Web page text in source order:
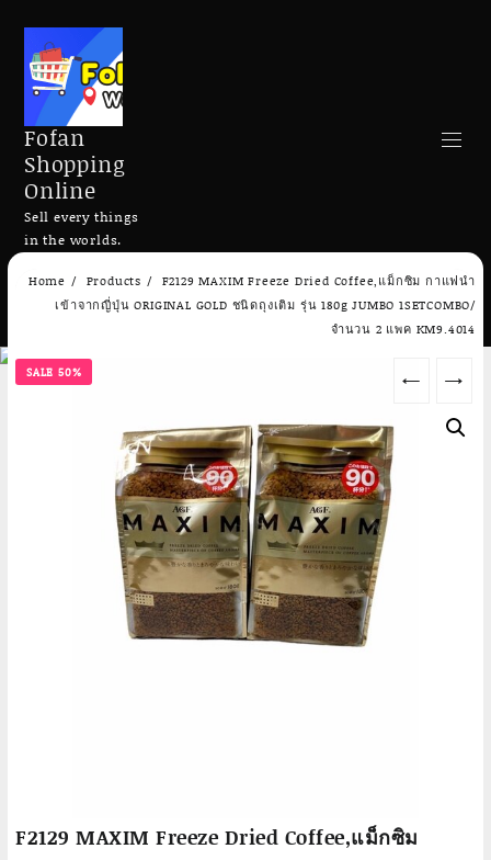
Skip
Fofan
Shopping
Online
Sell every things
in the worlds.
Search
Home Products
F2129 MAXIM Freeze Dried Coffee,แม็กซิม กาแฟนำ
เข้าจากญี่ปุ่น ORIGINAL GOLD ชนิดถุงเติม รุ่น 180g JUMBO 1SETCOMBO/
จำนวน 2 แพค KM9.4014
SALE 50% ← →
F2129 MAXIM Freeze Dried Coffee,แม็กซิม
Add to cart Add to cart